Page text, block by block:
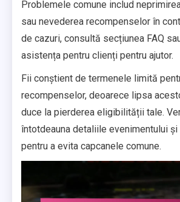
Problemele comune includ
sau nevederea recompenselor în
de cazuri, consultă secțiunea FAQ
asistența pentru clienți pentru ajutor.
Fii conștient de termenele limită
recompenselor, deoarece lipsa
duce la pierderea eligibilității tale.
întotdeauna detaliile evenimentului
pentru a evita capcanele comune.